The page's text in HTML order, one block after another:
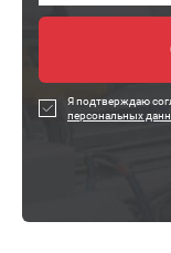
Я подтверждаю
персональных